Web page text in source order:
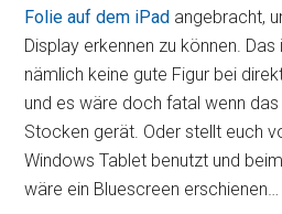
Folie auf dem iPad angebracht,
Display erkennen zu können.
nämlich keine gute Figur bei
und es wäre doch fatal wenn
Stocken gerät. Oder stellt euch
Windows Tablet benutzt und
wäre ein Bluescreen erschienen…